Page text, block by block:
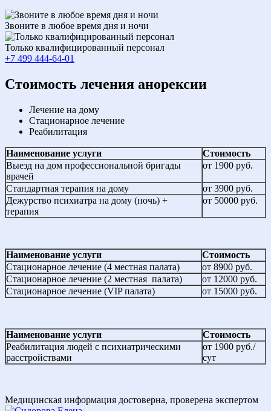
Звоните в любое время дня и ночи
Только квалифицированный персонал
+7 499 444-64-01
Cтоимость лечения анорексии
Лечение на дому
Стационарное лечение
Реабилитация
Наименование услуги
Стоимость
Выезд на дом профессиональной бригады
врачей
от 1900 руб.
Стандартная терапия на дому
от 3900 руб.
Дежурство психиатра на дому (ночь) +
терапия
от 50000 руб.
Наименование услуги
Стоимость
Стационарное лечение (4 местная палата)
от 8900 руб.
Стационарное лечение (2 местная палата)
от 12000 руб.
Стационарное лечение (VIP палата)
от 15000 руб.
Наименование услуги
Стоимость
Реабилитация людей с психиатрическими
расстройствами
от 1900 руб./
сут
Медицинская информация достоверна, проверена экспертом